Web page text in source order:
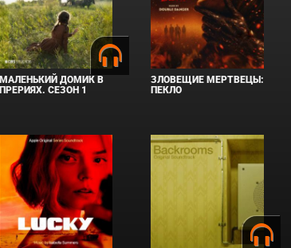
МАЛЕНЬКИЙ ДОМИК В
ПРЕРИЯХ. СЕЗОН 1
ЗЛОВЕЩИЕ МЕРТВЕЦЫ:
ПЕКЛО